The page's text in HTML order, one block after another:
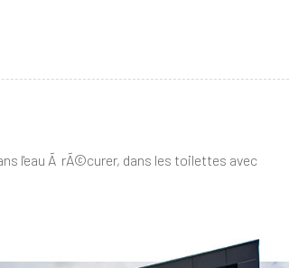
l'eau Ã rÃ©curer, dans les toilettes avec